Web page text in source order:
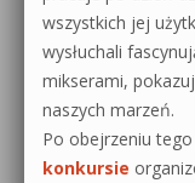
wszystkich jej
wysłuchali
mikserami,
naszych marzeń.
Po obejrzeniu
konkursie